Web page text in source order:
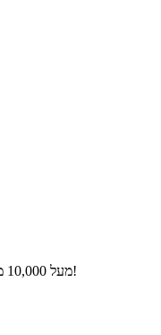
מעל 10,000 מוצרים ומאכלים במאגר עם ערכים תזונתיים!